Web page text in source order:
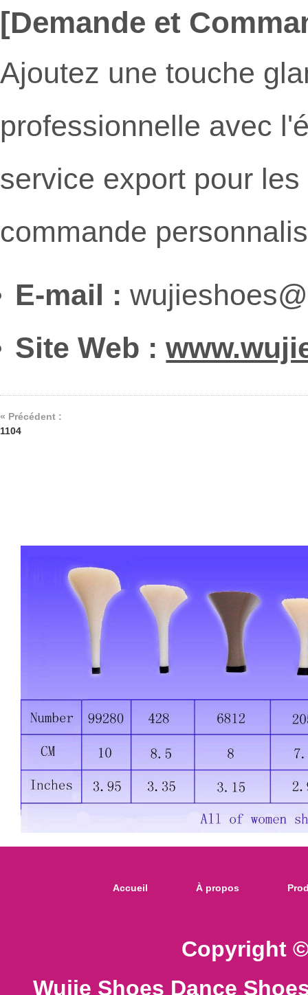
[Demande et
Ajoutez une touche
professionnelle avec
service export pour
commande
E-mail :
Site Web :
« Précédent :
1104
Accueil À propos
Copyright
Wujie Shoes Dance